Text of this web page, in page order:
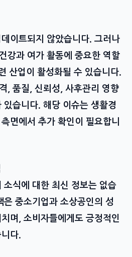
이트되지 않았습니다. 그러나
강과 여가 활동에 중요한 역할
산업이 활성화될 수 있습니다.
, 품질, 신뢰성, 사후관리 영향
있습니다. 해당 이슈는 생활경
면에서 추가 확인이 필요합니
소식에 대한 최신 정보는 없습
은 중소기업과 소상공인의 성
며, 소비자들에게도 긍정적인
다.